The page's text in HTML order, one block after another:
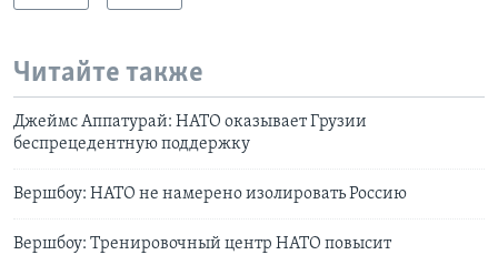
Читайте также
Джеймс Аппатурай: НАТО оказывает Грузии
беспрецедентную поддержку
Вершбоу: НАТО не намерено изолировать Россию
Вершбоу: Тренировочный центр НАТО повысит